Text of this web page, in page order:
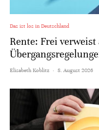
Das ist los in Deutschland
Rente: Frei
Elisabeth Koblitz · 8. August 2026